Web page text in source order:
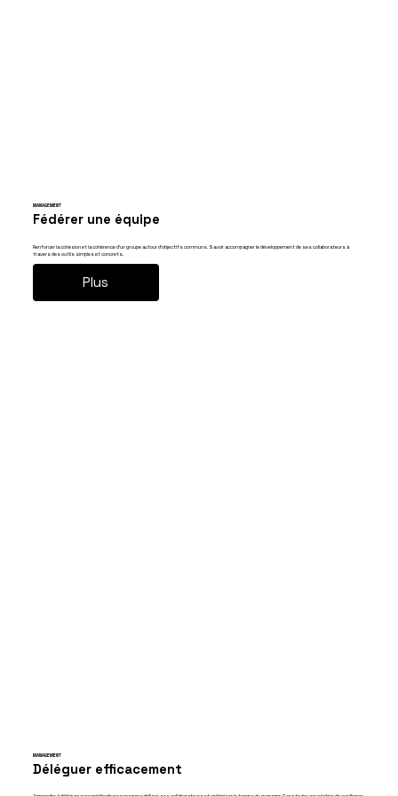
MANAGEMENT
Fédérer une équipe
Renforcer la cohésion et la cohérence d’un groupe autour d’objectifs communs. Savoir accompagner le développement de ses collaborateurs à
travers des outils simples et concrets.
Plus
MANAGEMENT
Déléguer efficacement